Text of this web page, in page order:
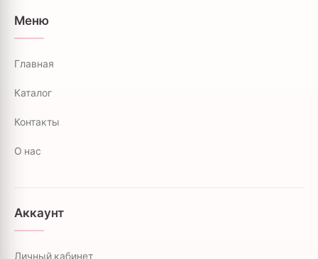
Меню
Главная
Каталог
Контакты
О нас
Аккаунт
Личный кабинет